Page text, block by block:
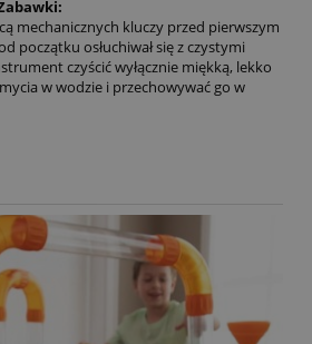
mechanicznych kluczy przed pierwszym
początku osłuchiwał się z czystymi
czyścić wyłącznie miękką, lekko
w wodzie i przechowywać go w